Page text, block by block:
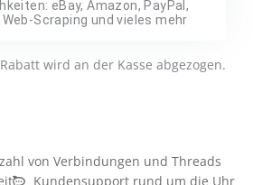
eBay, Amazon, PayPal,
Scraping und vieles mehr
wird an der Kasse abgezogen.
von Verbindungen und Threads​
Kundensupport rund um die Uhr